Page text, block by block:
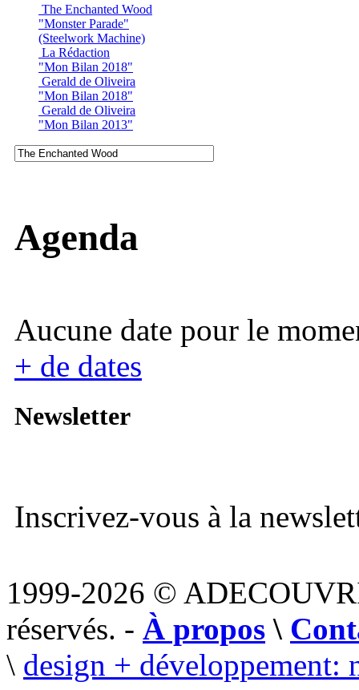
The Enchanted Wood
"Monster Parade"
(Steelwork Machine)
La Rédaction
"Mon Bilan 2018"
Gerald de Oliveira
"Mon Bilan 2018"
Gerald de Oliveira
"Mon Bilan 2013"
Agenda
Aucune date pour le
+ de dates
Newsletter
Inscrivez-vous à la
1999-2026 ©
réservés. - À propos \
\ design + développement: